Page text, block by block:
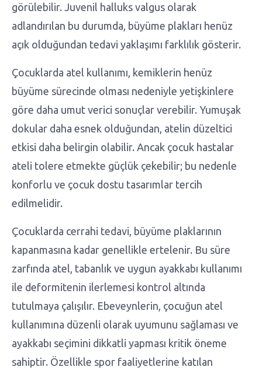
görülebilir. Juvenil halluks valgus olarak
adlandırılan bu durumda, büyüme plakları henüz
açık olduğundan tedavi yaklaşımı farklılık gösterir.
Çocuklarda atel kullanımı, kemiklerin henüz
büyüme sürecinde olması nedeniyle yetişkinlere
göre daha umut verici sonuçlar verebilir. Yumuşak
dokular daha esnek olduğundan, atelin düzeltici
etkisi daha belirgin olabilir. Ancak çocuk hastalar
ateli tolere etmekte güçlük çekebilir; bu nedenle
konforlu ve çocuk dostu tasarımlar tercih
edilmelidir.
Çocuklarda cerrahi tedavi, büyüme plaklarının
kapanmasına kadar genellikle ertelenir. Bu süre
zarfında atel, tabanlık ve uygun ayakkabı kullanımı
ile deformitenin ilerlemesi kontrol altında
tutulmaya çalışılır. Ebeveynlerin, çocuğun atel
kullanımına düzenli olarak uyumunu sağlaması ve
ayakkabı seçimini dikkatli yapması kritik öneme
sahiptir. Özellikle spor faaliyetlerine katılan